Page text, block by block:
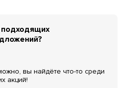
вы найдёте что-то среди
акций!